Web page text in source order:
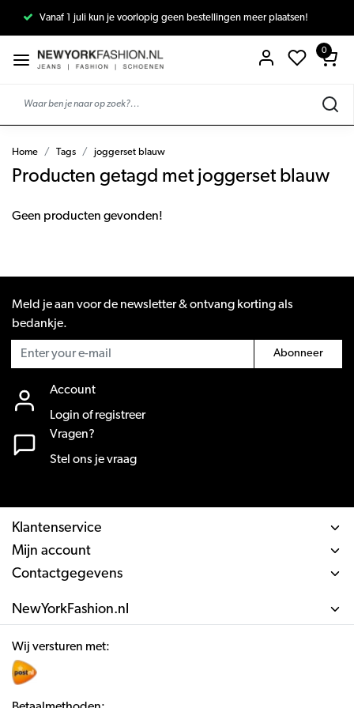
Vanaf 1 juli kun je voorlopig geen bestellingen meer plaatsen!
0
Home Tags joggerset blauw
Producten getagd met joggerset blauw
Geen producten gevonden!
Meld je aan voor de newsletter & ontvang korting als
bedankje.
Abonneer
Account
Login of registreer
Vragen?
Stel ons je vraag
Klantenservice
Mijn account
Contactgegevens
NewYorkFashion.nl
Wij versturen met: